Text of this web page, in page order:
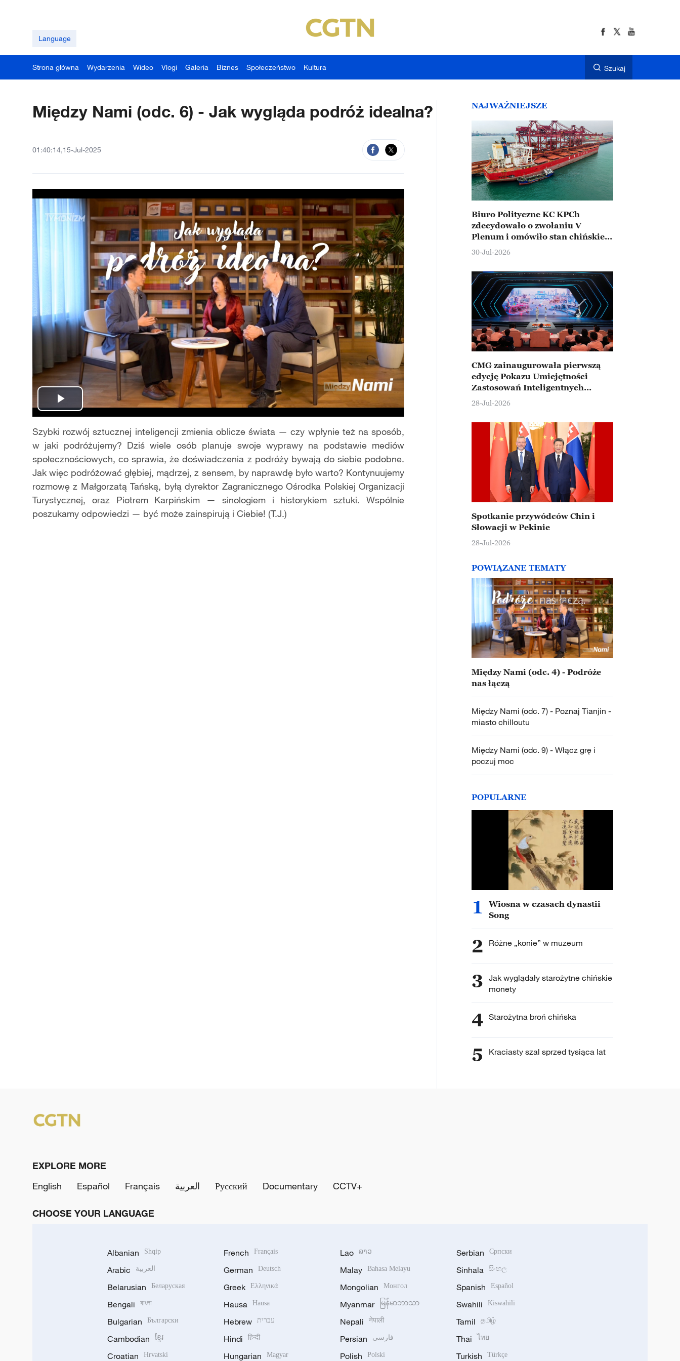
Language
Strona główna Wydarzenia Wideo Vlogi Galeria Biznes Społeczeństwo Kultura Szukaj
Między Nami (odc. 6) - Jak wygląda podróż idealna?
01:40:14,15-Jul-2025
Play
Video
Szybki rozwój sztucznej inteligencji zmienia obliczeświata —czy wpłynie też na sposób,
w jaki podróżujemy? Dziświele osób planuje swoje wyprawy na podstawie mediów
społecznościowych, co sprawia,że doświadczenia z podróży bywają do siebie podobne.
Jak więc podróżowaćgłębiej, mądrzej, z sensem, by naprawdę było warto? Kontynuujemy
rozmowęz MałgorzatąTańską, byłą dyrektor Zagranicznego Ośrodka Polskiej Organizacji
Turystycznej, oraz Piotrem Karpińskim — sinologiem i historykiem sztuki. Wspólnie
poszukamy odpowiedzi — być może zainspirują i Ciebie! (T.J.)
NAJWAŻNIEJSZE
Biuro Polityczne KC KPCh
zdecydowało o zwołaniu V
Plenum i omówiło stan chińskiej
gospodarki
30-Jul-2026
CMG zainaugurowała pierwszą
edycję Pokazu Umiejętności
Zastosowań Inteligentnych
Robotów
28-Jul-2026
Spotkanie przywódców Chin i
Słowacji w Pekinie
28-Jul-2026
POWIĄZANE TEMATY
Między Nami (odc. 4) - Podróże
nas łączą
Między Nami (odc. 7) - Poznaj Tianjin -
miasto chilloutu
Między Nami (odc. 9) - Włącz grę i
poczuj moc
POPULARNE
1
Wiosna w czasach dynastii
Song
2 Różne „konie” w muzeum
3 Jak wyglądały starożytne chińskie
monety
4 Starożytna broń chińska
5 Kraciasty szal sprzed tysiąca lat
EXPLORE MORE
English
Español Français العربية Русский Documentary CCTV+
CHOOSE YOUR LANGUAGE
Albanian Shqip
Arabic العربية
Belarusian Беларуская
Bengali বাংলা
Bulgarian Български
Cambodian ខ្មែរ
Croatian Hrvatski
French Français
German Deutsch
Greek Ελληνικά
Hausa Hausa
Hebrew עברית
Hindi हिन्दी
Hungarian Magyar
Lao ລາວ
Malay Bahasa Melayu
Mongolian Монгол
Myanmar မြန်မာဘာသာ
Nepali नेपाली
Persian فارسی
Polish Polski
Serbian Српски
Sinhala සිංහල
Spanish Español
Swahili Kiswahili
Tamil தமிழ்
Thai ไทย
Turkish Türkçe